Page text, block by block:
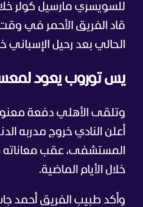
للسويسري مارسيل كولر
قاد الفريق الأحمر في
الحالي بعد رحيل الإسباني
يس توروب يعود
وتلقى الأهلي دفعة
أعلن النادي خروج مدربه
المستشفى، عقب
خلال الأيام الماضية.
وأكد طبيب الفريق أحمد